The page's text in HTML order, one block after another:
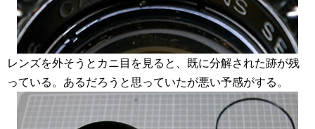
レンズを外そうとカニ目を見ると、既に分解された跡が残
っている。あるだろうと思っていたが悪い予感がする。